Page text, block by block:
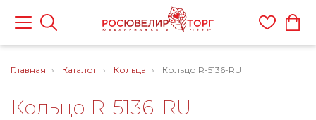
Главная Каталог Кольца Кольцо R-5136-RU
Кольцо R-5136-RU